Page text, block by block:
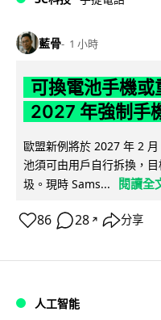
藍骨 1 小時
可換電池手機
2027 年強制手
歐盟新例將於 2027 年 2
池須可由用戶自行拆換，
圾。現時 Sams...
閱讀全
86 28 ↗ 分享
人工智能